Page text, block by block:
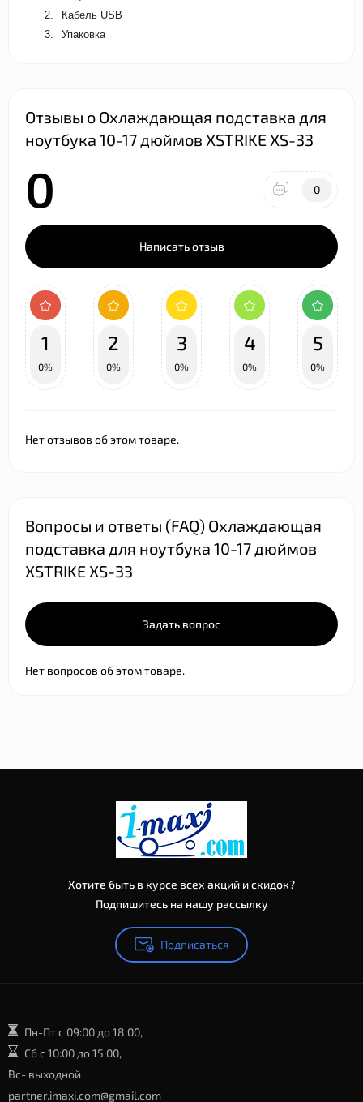
2.
Кабель USB
3.
Упаковка
Отзывы о Охлаждающая подставка для
ноутбука 10-17 дюймов XSTRIKE XS-33
0 0
Написать отзыв
1
0%
2
0%
3
0%
4
0%
5
0%
Нет отзывов об этом товаре.
Вопросы и ответы (FAQ) Охлаждающая
подставка для ноутбука 10-17 дюймов
XSTRIKE XS-33
Задать вопрос
Нет вопросов об этом товаре.
Хотите быть в курсе всех акций и скидок?
Подпишитесь на нашу рассылку
Подписаться
Пн-Пт с 09:00 до 18:00,
Сб с 10:00 до 15:00,
Вс- выходной
partner.imaxi.com@gmail.com